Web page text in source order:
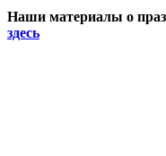
Наши материалы о
здесь